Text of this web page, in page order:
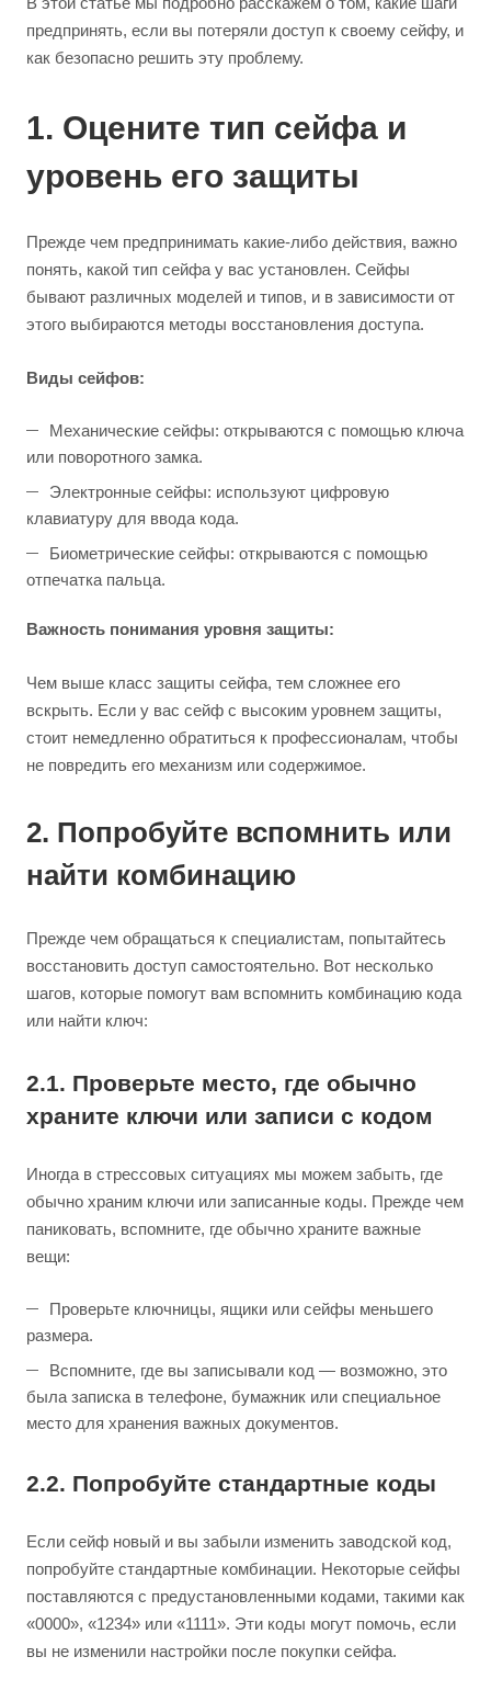
предпринять, если вы потеряли доступ к своему сейфу, и
как безопасно решить эту проблему.
1. Оцените тип сейфа и
уровень его защиты
Прежде чем предпринимать какие-либо действия, важно
понять, какой тип сейфа у вас установлен. Сейфы
бывают различных моделей и типов, и в зависимости от
этого выбираются методы восстановления доступа.
Виды сейфов:
Механические сейфы: открываются с помощью ключа
или поворотного замка.
Электронные сейфы: используют цифровую
клавиатуру для ввода кода.
Биометрические сейфы: открываются с помощью
отпечатка пальца.
Важность понимания уровня защиты:
Чем выше класс защиты сейфа, тем сложнее его
вскрыть. Если у вас сейф с высоким уровнем защиты,
стоит немедленно обратиться к профессионалам, чтобы
не повредить его механизм или содержимое.
2. Попробуйте вспомнить или
найти комбинацию
Прежде чем обращаться к специалистам, попытайтесь
восстановить доступ самостоятельно. Вот несколько
шагов, которые помогут вам вспомнить комбинацию кода
или найти ключ:
2.1. Проверьте место, где обычно
храните ключи или записи с кодом
Иногда в стрессовых ситуациях мы можем забыть, где
обычно храним ключи или записанные коды. Прежде чем
паниковать, вспомните, где обычно храните важные
вещи:
Проверьте ключницы, ящики или сейфы меньшего
размера.
Вспомните, где вы записывали код — возможно, это
была записка в телефоне, бумажник или специальное
место для хранения важных документов.
2.2. Попробуйте стандартные коды
Если сейф новый и вы забыли изменить заводской код,
попробуйте стандартные комбинации. Некоторые сейфы
поставляются с предустановленными кодами, такими как
«0000», «1234» или «1111». Эти коды могут помочь, если
вы не изменили настройки после покупки сейфа.